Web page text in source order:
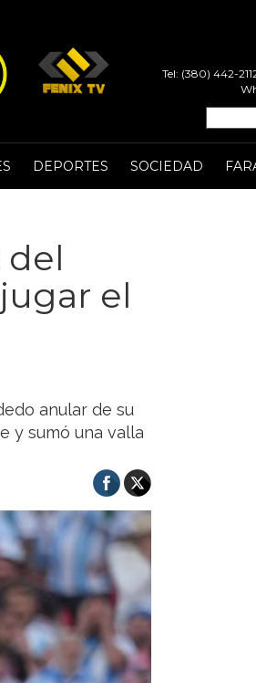
Tel: (380) 442-
DEPORTES SOCIEDAD
el
anular de su
y sumó una valla